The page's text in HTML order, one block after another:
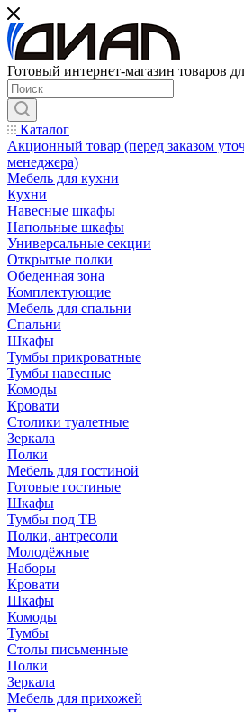
Готовый интернет-магазин товаров
Каталог
Акционный товар (перед заказом
менеджера)
Мебель для кухни
Кухни
Навесные шкафы
Напольные шкафы
Универсальные секции
Открытые полки
Обеденная зона
Комплектующие
Мебель для спальни
Спальни
Шкафы
Тумбы прикроватные
Тумбы навесные
Комоды
Кровати
Столики туалетные
Зеркала
Полки
Мебель для гостиной
Готовые гостиные
Шкафы
Тумбы под ТВ
Полки, антресоли
Молодёжные
Наборы
Кровати
Шкафы
Комоды
Тумбы
Столы письменные
Полки
Зеркала
Мебель для прихожей